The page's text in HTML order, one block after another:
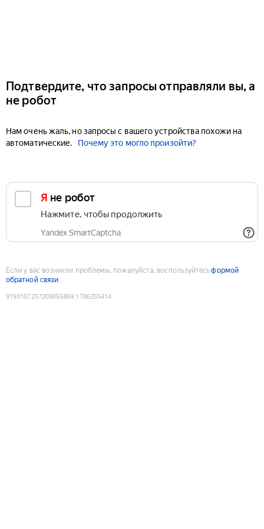
Подтвердите, что запросы отправляли вы, а
не робот
Нам очень жаль, но запросы с вашего устройства похожи на
автоматические.
Почему это могло произойти?
Я не робот
Нажмите, чтобы продолжить
Yandex SmartCaptcha
Если у вас возникли проблемы, пожалуйста, воспользуйтесьформой
обратной связи
9193107257209055869:1786255414